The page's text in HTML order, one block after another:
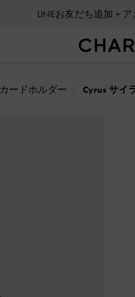
LINEお友だち追加＋
カードホルダー Cyrus サイ